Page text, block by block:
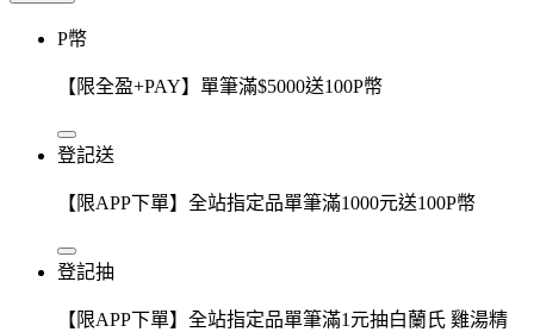
P幣
【限全盈+PAY】單筆滿$5000送100P幣
登記送
【限APP下單】全站指定品單筆滿1000元送100P幣
登記抽
【限APP下單】全站指定品單筆滿1元抽白蘭氏 雞湯精